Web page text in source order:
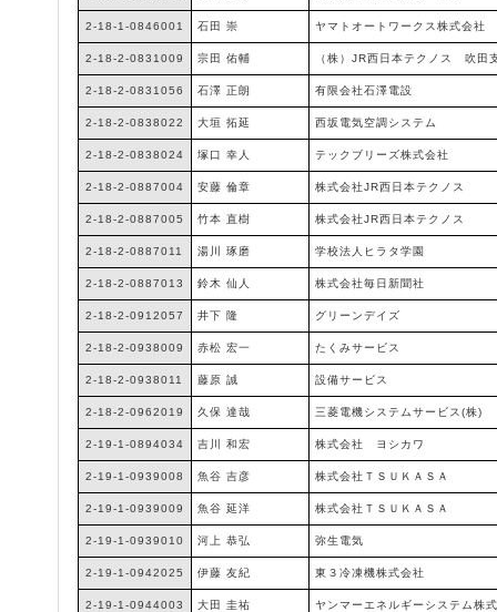
2-18-1-0846001 石田 崇 ヤマトオートワークス株式会社
2-18-2-0831009 宗田 佑輔 （株）JR西日本テクノス 吹田
2-18-2-0831056 石澤 正朗 有限会社石澤電設
2-18-2-0838022 大垣 拓延 西坂電気空調システム
2-18-2-0838024 塚口 幸人 テックブリーズ株式会社
2-18-2-0887004 安藤 倫章 株式会社JR西日本テクノス
2-18-2-0887005 竹本 直樹 株式会社JR西日本テクノス
2-18-2-0887011 湯川 琢磨 学校法人ヒラタ学園
2-18-2-0887013 鈴木 仙人 株式会社毎日新聞社
2-18-2-0912057 井下 隆 グリーンデイズ
2-18-2-0938009 赤松 宏一 たくみサービス
2-18-2-0938011 藤原 誠 設備サービス
2-18-2-0962019 久保 達哉 三菱電機システムサービス(株)
2-19-1-0894034 吉川 和宏 株式会社 ヨシカワ
2-19-1-0939008 魚谷 吉彦 株式会社ＴＳＵＫＡＳＡ
2-19-1-0939009 魚谷 延洋 株式会社ＴＳＵＫＡＳＡ
2-19-1-0939010 河上 恭弘 弥生電気
2-19-1-0942025 伊藤 友紀 東３冷凍機株式会社
2-19-1-0944003 大田 圭祐 ヤンマーエネルギーシステム株